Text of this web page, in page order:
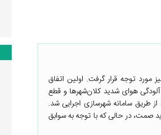
توجه قرار گرفت. اولین اتفاق
هوای شدید کلان‌شهرها و قطع
طریق سامانه شهرسازی اجرایی شد.
با انتخاب آقای رزمحسینی در تاریخ ۸ مهرماه ۹۹ به عنوان وزیر جدید صمت، در حالی که با توجه به سوابق